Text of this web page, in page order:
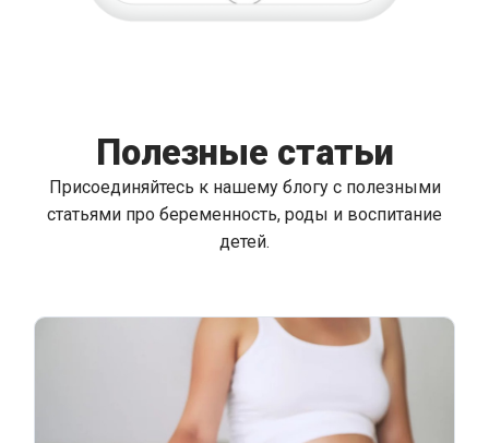
Полезные статьи
Присоединяйтесь к нашему блогу с полезными
статьями про беременность, роды и воспитание
детей.